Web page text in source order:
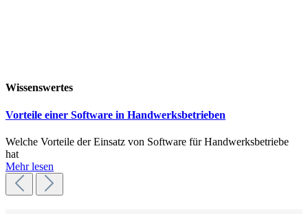
Wissenswertes
Vorteile einer Software in Handwerksbetrieben
Welche Vorteile der Einsatz von Software für Handwerksbetriebe
hat
Mehr lesen